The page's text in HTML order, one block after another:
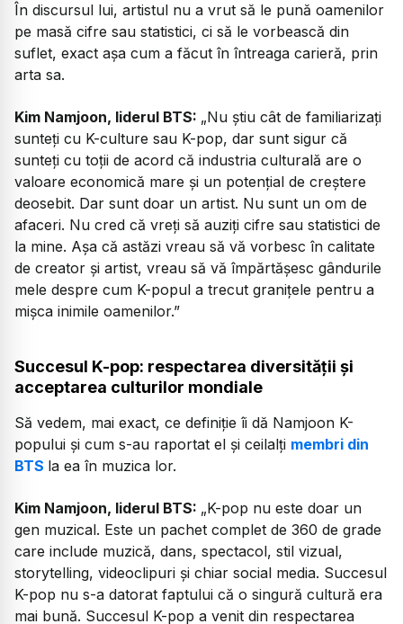
În discursul lui, artistul nu a vrut să le pună oamenilor
pe masă cifre sau statistici, ci să le vorbească din
suflet, exact așa cum a făcut în întreaga carieră, prin
arta sa.
Kim Namjoon, liderul BTS: „Nu știu cât de familiarizați
sunteți cu K-culture sau K-pop, dar sunt sigur că
sunteți cu toții de acord că industria culturală are o
valoare economică mare și un potențial de creștere
deosebit. Dar sunt doar un artist. Nu sunt un om de
afaceri. Nu cred că vreți să auziți cifre sau statistici de
la mine. Așa că astăzi vreau să vă vorbesc în calitate
de creator și artist, vreau să vă împărtășesc gândurile
mele despre cum K-popul a trecut granițele pentru a
mișca inimile oamenilor.”
Succesul K-pop: respectarea diversității și
acceptarea culturilor mondiale
Să vedem, mai exact, ce definiție îi dă Namjoon K-
popului și cum s-au raportat el și ceilalți membri din
BTS la ea în muzica lor.
Kim Namjoon, liderul BTS: „K-pop nu este doar un
gen muzical. Este un pachet complet de 360 de grade
care include muzică, dans, spectacol, stil vizual,
storytelling, videoclipuri și chiar social media. Succesul
K-pop nu s-a datorat faptului că o singură cultură era
mai bună. Succesul K-pop a venit din respectarea